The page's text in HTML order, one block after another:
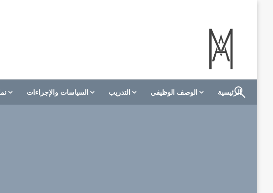
M A hotels | إم ايه هوتيلز
الموقع الأول للعاملين في الفنادق في العالم العربي
الرئيسية الوصف الوظيفي التدريب السياسات والإجراءات